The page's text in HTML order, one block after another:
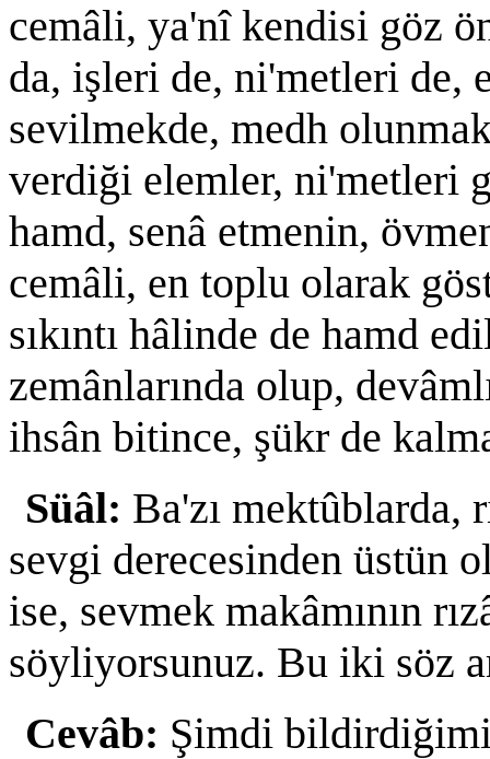
cemâli, ya'nî kendisi göz
da, işleri de, ni'metleri de,
sevilmekde, medh
verdiği elemler, ni'metleri
hamd, senâ etmenin,
cemâli, en toplu olarak
sıkıntı hâlinde de hamd
zemânlarında olup,
ihsân bitince, şükr de
Süâl: Ba'zı mektûblarda,
sevgi derecesinden üstün
ise, sevmek makâmının
söyliyorsunuz. Bu iki söz
Cevâb: Şimdi